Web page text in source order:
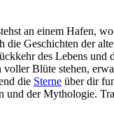
an einem Hafen,
Geschichten der‌
des Lebens und
Blüte stehen,
die⁤ Sterne über dir
und der Mythologie.